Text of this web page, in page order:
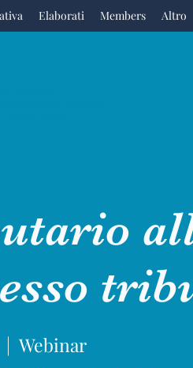
Elaborati Members Altro
|
Webinar